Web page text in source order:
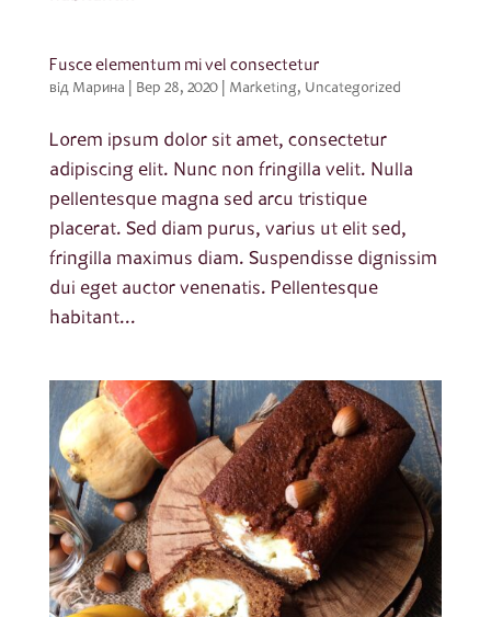
Fusce elementum mi vel consectetur
від Марина Вер 28, 2020| Marketing, Uncategorized
Lorem ipsum dolor sit amet, consectetur
adipiscing elit. Nunc non fringilla velit. Nulla
pellentesque magna sed arcu tristique
placerat. Sed diam purus, varius ut elit sed,
fringilla maximus diam. Suspendisse dignissim
dui eget auctor venenatis. Pellentesque
habitant...